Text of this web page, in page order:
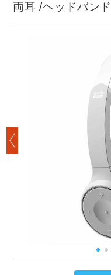
両耳 /ヘッドバンド